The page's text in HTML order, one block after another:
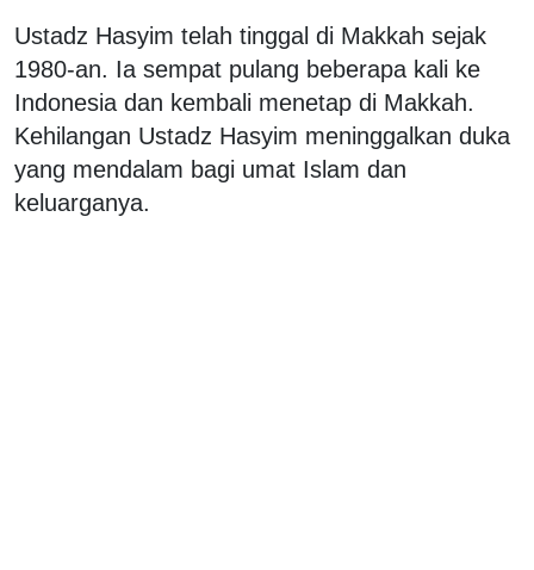
Ustadz Hasyim telah tinggal di Makkah sejak
1980-an. Ia sempat pulang beberapa kali ke
Indonesia dan kembali menetap di Makkah.
Kehilangan Ustadz Hasyim meninggalkan duka
yang mendalam bagi umat Islam dan
keluarganya.